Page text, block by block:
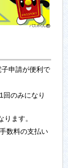
申請が便利で
回のみになり
ます。
数料の支払い